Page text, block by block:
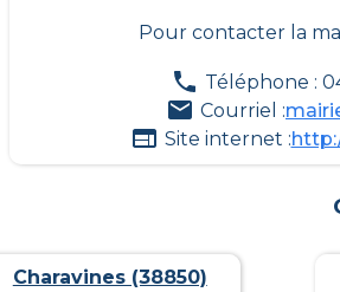
Pour contacter la
Téléphone :
Courriel :
Site internet :
Charavines (38850)